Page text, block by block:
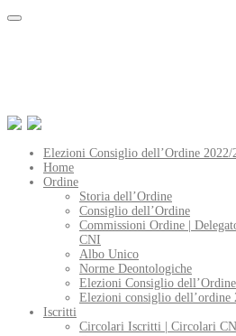
Elezioni Consiglio dell’Ordine 2022/
Home
Ordine
Storia dell’Ordine
Consiglio dell’Ordine
Commissioni Ordine |
CNI
Albo Unico
Norme Deontologiche
Elezioni Consiglio
Elezioni consiglio dell’ordine
Iscritti
Circolari Iscritti | Circolari